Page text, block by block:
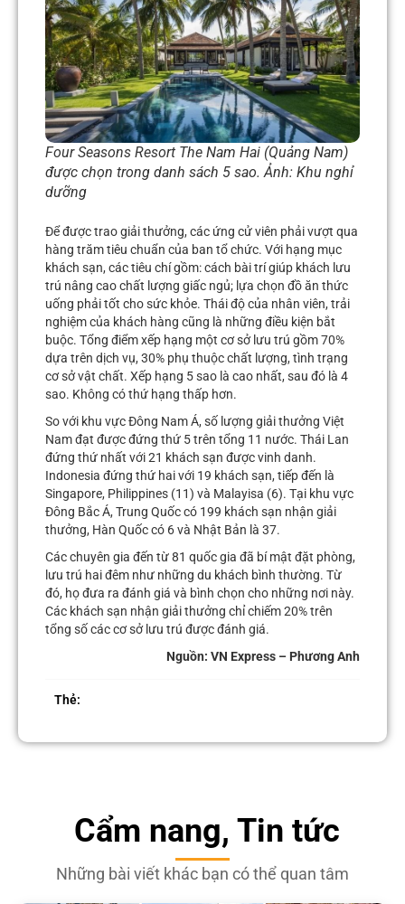
Four Seasons Resort The Nam Hai (Quảng Nam)
được chọn trong danh sách 5 sao. Ảnh: Khu nghỉ
dưỡng
Để được trao giải thưởng, các ứng cử viên phải vượt qua
hàng trăm tiêu chuẩn của ban tổ chức. Với hạng mục
khách sạn, các tiêu chí gồm: cách bài trí giúp khách lưu
trú nâng cao chất lượng giấc ngủ; lựa chọn đồ ăn thức
uống phải tốt cho sức khỏe. Thái độ của nhân viên, trải
nghiệm của khách hàng cũng là những điều kiện bắt
buộc. Tổng điểm xếp hạng một cơ sở lưu trú gồm 70%
dựa trên dịch vụ, 30% phụ thuộc chất lượng, tình trạng
cơ sở vật chất. Xếp hạng 5 sao là cao nhất, sau đó là 4
sao. Không có thứ hạng thấp hơn.
So với khu vực Đông Nam Á, số lượng giải thưởng Việt
Nam đạt được đứng thứ 5 trên tổng 11 nước. Thái Lan
đứng thứ nhất với 21 khách sạn được vinh danh.
Indonesia đứng thứ hai với 19 khách sạn, tiếp đến là
Singapore, Philippines (11) và Malayisa (6). Tại khu vực
Đông Bắc Á, Trung Quốc có 199 khách sạn nhận giải
thưởng, Hàn Quốc có 6 và Nhật Bản là 37.
Các chuyên gia đến từ 81 quốc gia đã bí mật đặt phòng,
lưu trú hai đêm như những du khách bình thường. Từ
đó, họ đưa ra đánh giá và bình chọn cho những nơi này.
Các khách sạn nhận giải thưởng chỉ chiếm 20% trên
tổng số các cơ sở lưu trú được đánh giá.
Nguồn: VN Express – Phương Anh
Thẻ:
Cẩm nang, Tin tức
Những bài viết khác bạn có thể quan tâm